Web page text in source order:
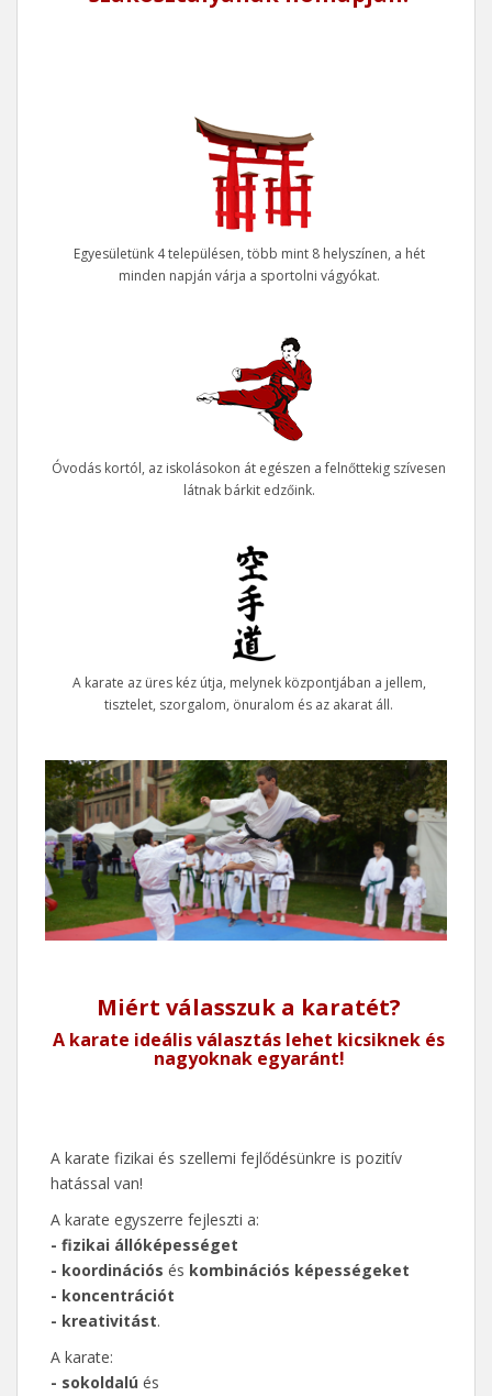
Egyesületünk 4 településen, több mint 8 helyszínen, a hét
minden napján várja a sportolni vágyókat.
Óvodás kortól, az iskolásokon át egészen a felnőttekig szívesen
látnak bárkit edzőink.
A karate az üres kéz útja, melynek központjában a jellem,
tisztelet, szorgalom, önuralom és az akarat áll.
Miért válasszuk a karatét?
A karate ideális választás lehet kicsiknek és
nagyoknak egyaránt!
A karate fizikai és szellemi fejlődésünkre is pozitív
hatással van!
A karate egyszerre fejleszti a:
- fizikai állóképességet
- koordinációs és kombinációs képességeket
- koncentrációt
- kreativitást.
A karate:
- sokoldalú és